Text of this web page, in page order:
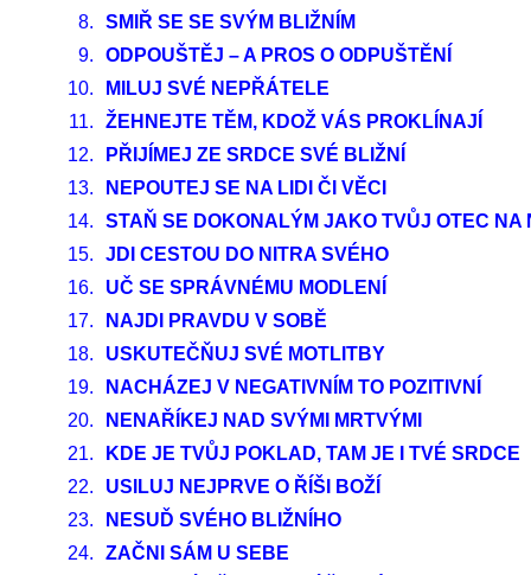
8.
SMIŘ SE SE SVÝM BLIŽNÍM
9.
ODPOUŠTĚJ – A PROS O ODPUŠTĚNÍ
10.
MILUJ SVÉ NEPŘÁTELE
11.
ŽEHNEJTE TĚM, KDOŽ VÁS PROKLÍNAJÍ
12.
PŘIJÍMEJ ZE SRDCE SVÉ BLIŽNÍ
13.
NEPOUTEJ SE NA LIDI ČI VĚCI
14.
STAŇ SE DOKONALÝM JAKO TVŮJ OTEC NA
15.
JDI CESTOU DO NITRA SVÉHO
16.
UČ SE SPRÁVNÉMU MODLENÍ
17.
NAJDI PRAVDU V SOBĚ
18.
USKUTEČŇUJ SVÉ MOTLITBY
19.
NACHÁZEJ V NEGATIVNÍM TO POZITIVNÍ
20.
NENAŘÍKEJ NAD SVÝMI MRTVÝMI
21.
KDE JE TVŮJ POKLAD, TAM JE I TVÉ SRDCE
22.
USILUJ NEJPRVE O ŘÍŠI BOŽÍ
23.
NESUĎ SVÉHO BLIŽNÍHO
24.
ZAČNI SÁM U SEBE